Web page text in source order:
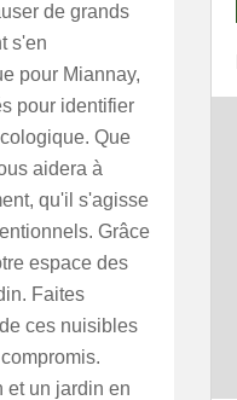
de grands
s'en
pour Miannay,
pour identifier
Que
aidera à
qu'il s'agisse
Grâce
espace des
Faites
ces nuisibles
et un jardin en